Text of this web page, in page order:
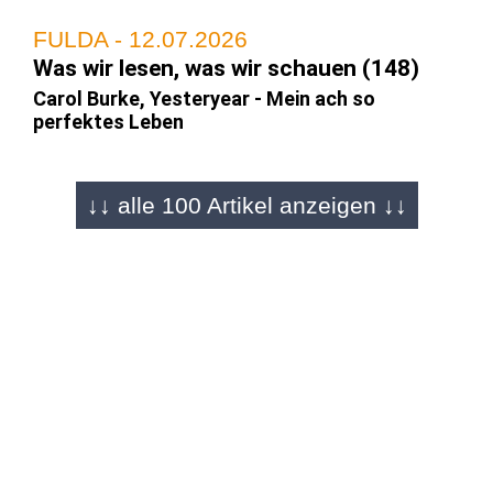
FULDA - 12.07.2026
Was wir lesen, was wir schauen (148)
Carol Burke, Yesteryear - Mein ach so
perfektes Leben
FULDA - 28.06.2026
↓↓ alle 100 Artikel anzeigen ↓↓